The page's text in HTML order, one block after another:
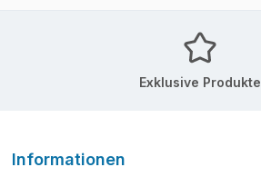
Exklusive Produkte
Informationen